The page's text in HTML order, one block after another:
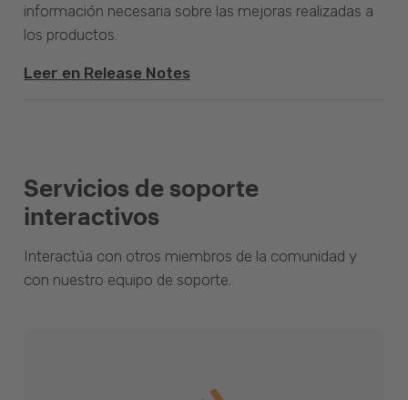
información necesaria sobre las mejoras realizadas a
los productos.
Leer en Release Notes
Servicios de soporte
interactivos
Interactúa con otros miembros de la comunidad y
con nuestro equipo de soporte.